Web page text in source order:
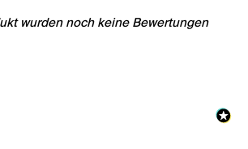
wurden noch keine Bewertungen